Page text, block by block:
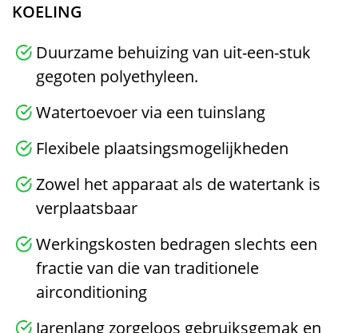
KOELING
Duurzame behuizing van uit-een-stuk
gegoten polyethyleen.
Watertoevoer via een tuinslang
Flexibele plaatsingsmogelijkheden
Zowel het apparaat als de watertank is
verplaatsbaar
Werkingskosten bedragen slechts een
fractie van die van traditionele
airconditioning
Jarenlang zorgeloos gebruiksgemak en